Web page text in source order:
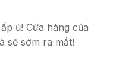
ủ! Cửa hàng của
sẽ sớm ra mắt!